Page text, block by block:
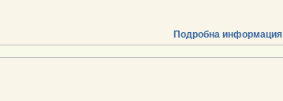
Подробна информация